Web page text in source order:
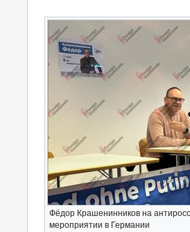
Фёдор Крашенинников на
мероприятии в Германии